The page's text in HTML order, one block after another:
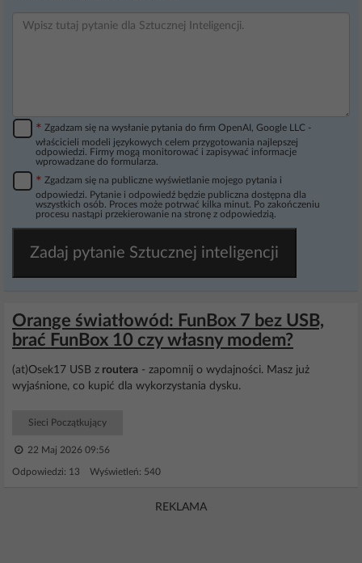
* Zgadzam się na wysłanie pytania do firm OpenAI, Google LLC -
właścicieli modeli językowych celem przygotowania najlepszej
odpowiedzi. Firmy mogą monitorować i zapisywać informacje
wprowadzane do formularza.
* Zgadzam się na publiczne wyświetlanie mojego pytania i
odpowiedzi. Pytanie i odpowiedź będzie publiczna dostępna dla
wszystkich osób. Proces może potrwać kilka minut. Po zakończeniu
procesu nastąpi przekierowanie na stronę z odpowiedzią.
Zadaj pytanie Sztucznej inteligencji
Orange światłowód: FunBox 7 bez USB,
brać FunBox 10 czy własny modem?
(at)Osek17 USB z routera - zapomnij o wydajności. Masz już
wyjaśnione, co kupić dla wykorzystania dysku.
Sieci Początkujący
22 Maj 2026 09:56
Odpowiedzi: 13 Wyświetleń: 540
REKLAMA